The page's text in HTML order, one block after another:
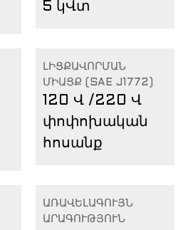
5 կՎտ
ԼԻՑՔԱՎՈՐՄԱՆ
ՄԻԱՑՔ (SAE J1772)
120 Վ /220 Վ
փոփոխական
հոսանք
ԱՌԱՎԵԼԱԳՈՒՅՆ
ԱՐԱԳՈՒԹՅՈՒՆ